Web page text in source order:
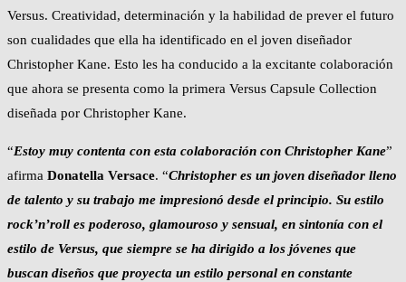
Versus. Creatividad, determinación y la habilidad de prever el futuro
son cualidades que ella ha identificado en el joven diseñador
Christopher Kane. Esto les ha conducido a la excitante colaboración
que ahora se presenta como la primera Versus Capsule Collection
diseñada por Christopher Kane.
“Estoy muy contenta con esta colaboración con Christopher Kane”
afirma Donatella Versace. “Christopher es un joven diseñador lleno
de talento y su trabajo me impresionó desde el principio. Su estilo
rock’n’roll es poderoso, glamouroso y sensual, en sintonía con el
estilo de Versus, que siempre se ha dirigido a los jóvenes que
buscan diseños que proyecta un estilo personal en constante